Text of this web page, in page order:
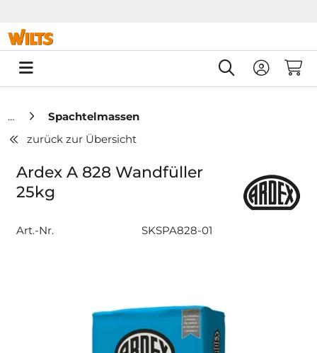
0
Spachtelmassen
zurück zur Übersicht
Ardex A 828 Wandfüller
25kg
Art.-Nr. SKSPA828-01